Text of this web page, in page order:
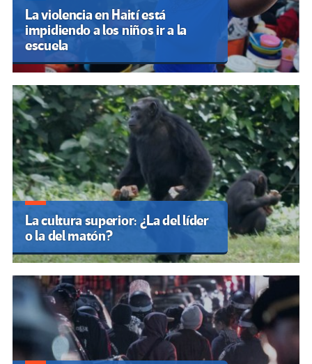
La violencia en Haití está
impidiendo a los niños ir a la
escuela
La cultura superior: ¿La del líder
o la del matón?